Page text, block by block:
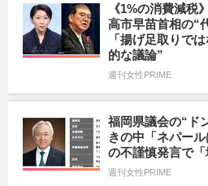
《1%の消費減税
高市早苗首相の“
「揚げ足取りで
的な議論”
週刊女性PRIME
福岡県議会の“ド
きの中「ネパー
の不謹慎発言で
週刊女性PRIME